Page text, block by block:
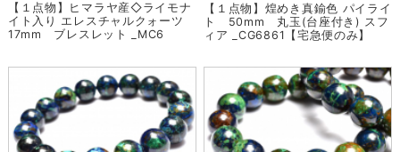
【１点物】ヒマラヤ産◇ライモナ
イト入り エレスチャルクォーツ
17mm ブレスレット _MC6
【１点物】煌めき真鍮色 パイライ
ト 50mm 丸玉(台座付き) スフ
ィア _CG6861【宅急便のみ】